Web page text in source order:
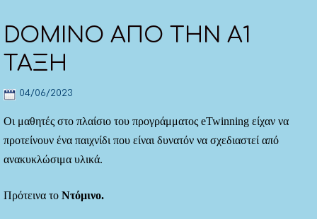
DOMINO ΑΠΟ ΤΗΝ Α1
ΤΑΞΗ
04/06/2023
Οι μαθητές στο πλαίσιο του προγράμματος eTwinning είχαν να
προτείνουν ένα παιχνίδι που είναι δυνατόν να σχεδιαστεί από
ανακυκλώσιμα υλικά.
Πρότεινα το Ντόμινο.